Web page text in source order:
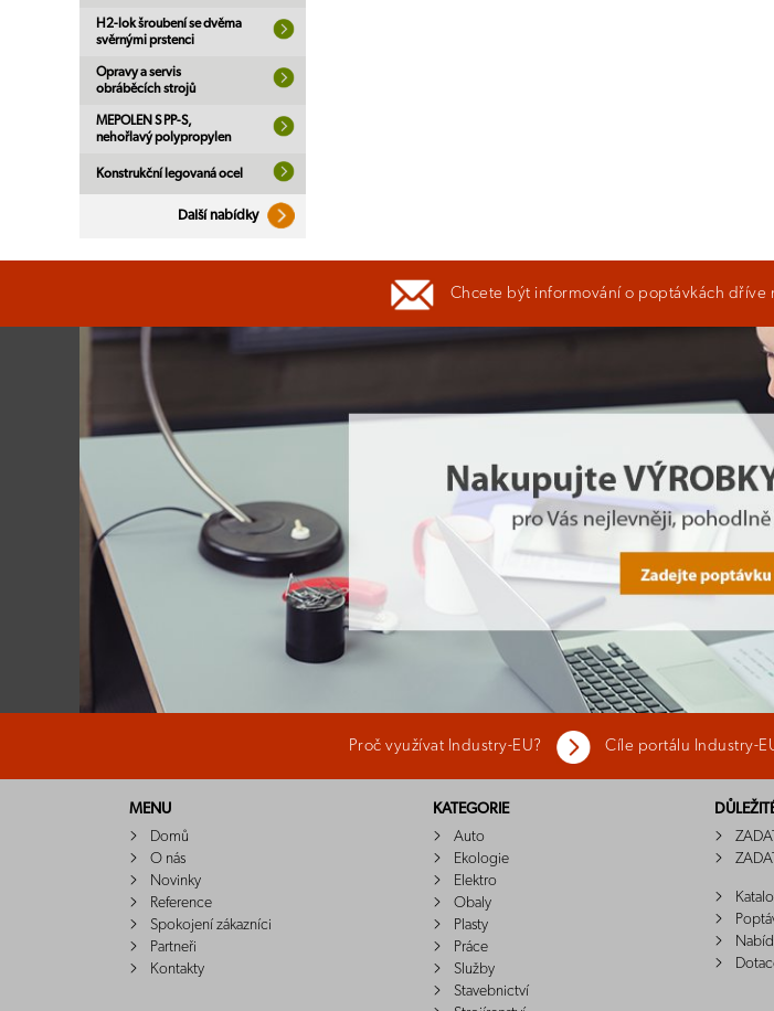
H2-lok šroubení se dvěma
svěrnými prstenci
Opravy a servis
obráběcích strojů
MEPOLEN S PP-S,
nehořlavý polypropylen
Konstrukční legovaná ocel
Další nabídky
Chcete být informování o poptávkách dříve
Proč využívat Industry-EU? Cíle portálu Industry-
MENU
Domů
O nás
Novinky
Reference
Spokojení zákazníci
Partneři
Kontakty
KATEGORIE
Auto
Ekologie
Elektro
Obaly
Plasty
Práce
Služby
Stavebnictví